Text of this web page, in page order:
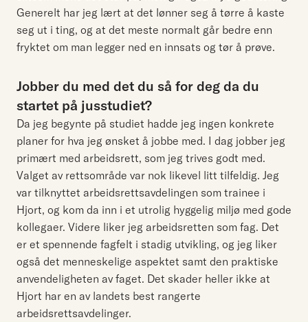
Generelt har jeg lært at det lønner seg å tørre å kaste
seg ut i ting, og at det meste normalt går bedre enn
fryktet om man legger ned en innsats og tør å prøve.
Jobber du med det du så for deg da du
startet på jusstudiet?
Da jeg begynte på studiet hadde jeg ingen konkrete
planer for hva jeg ønsket å jobbe med. I dag jobber jeg
primært med arbeidsrett, som jeg trives godt med.
Valget av rettsområde var nok likevel litt tilfeldig. Jeg
var tilknyttet arbeidsrettsavdelingen som trainee i
Hjort, og kom da inn i et utrolig hyggelig miljø med gode
kollegaer. Videre liker jeg arbeidsretten som fag. Det
er et spennende fagfelt i stadig utvikling, og jeg liker
også det menneskelige aspektet samt den praktiske
anvendeligheten av faget. Det skader heller ikke at
Hjort har en av landets best rangerte
arbeidsrettsavdelinger.